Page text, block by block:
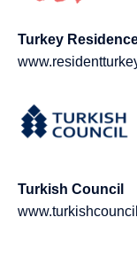
Turkey
Turkish Council